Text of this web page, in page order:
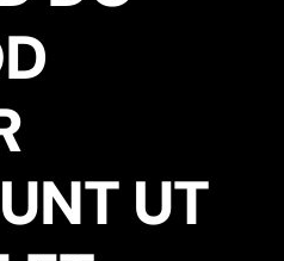
UT